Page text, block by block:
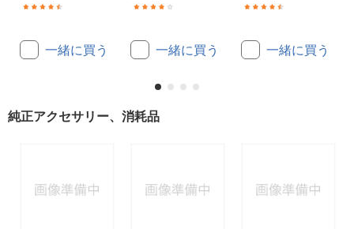
一緒に買う 一緒に買う 一緒に買う
純正アクセサリー、消耗品